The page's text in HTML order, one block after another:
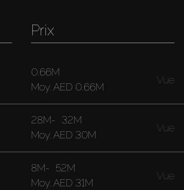
Prix
0.66M
Moy. AED 0.66M
Vue
28M- 32M
Moy. AED 30M
Vue
8M- 52M
Moy. AED 31M
Vue